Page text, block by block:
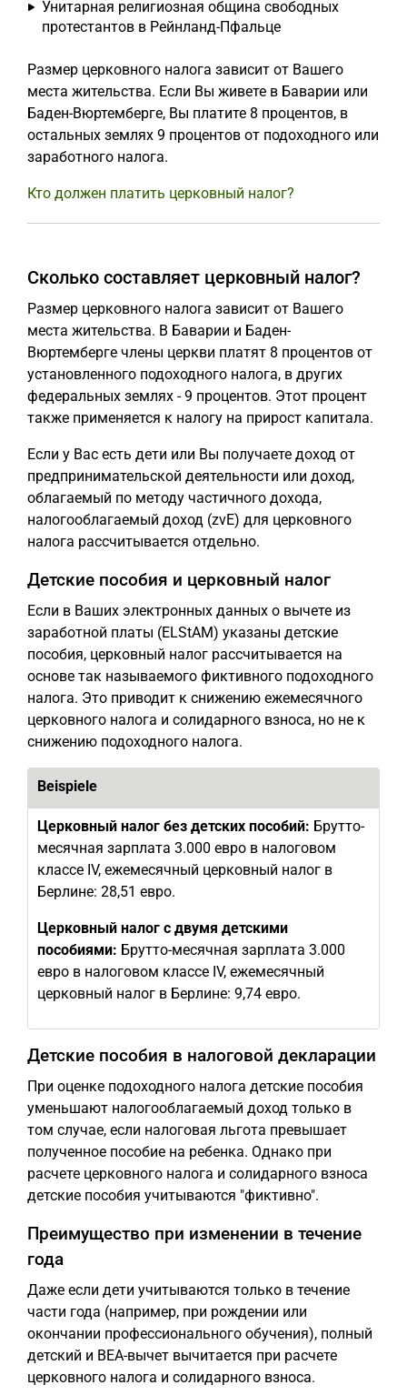
Унитарная религиозная община свободных
протестантов в Рейнланд-Пфальце
Размер церковного налога зависит от Вашего
места жительства. Если Вы живете в Баварии или
Баден-Вюртемберге, Вы платите 8 процентов, в
остальных землях 9 процентов от подоходного или
заработного налога.
Кто должен платить церковный налог?
Сколько составляет церковный налог?
Размер церковного налога зависит от Вашего
места жительства. В Баварии и Баден-
Вюртемберге члены церкви платят 8 процентов от
установленного подоходного налога, в других
федеральных землях - 9 процентов. Этот процент
также применяется к налогу на прирост капитала.
Если у Вас есть дети или Вы получаете доход от
предпринимательской деятельности или доход,
облагаемый по методу частичного дохода,
налогооблагаемый доход (zvE) для церковного
налога рассчитывается отдельно.
Детские пособия и церковный налог
Если в Ваших электронных данных о вычете из
заработной платы (ELStAM) указаны детские
пособия, церковный налог рассчитывается на
основе так называемого фиктивного подоходного
налога. Это приводит к снижению ежемесячного
церковного налога и солидарного взноса, но не к
снижению подоходного налога.
Beispiele
Церковный налог без детских пособий: Брутто-
месячная зарплата 3.000 евро в налоговом
классе IV, ежемесячный церковный налог в
Берлине: 28,51 евро.
Церковный налог с двумя детскими
пособиями: Брутто-месячная зарплата 3.000
евро в налоговом классе IV, ежемесячный
церковный налог в Берлине: 9,74 евро.
Детские пособия в налоговой декларации
При оценке подоходного налога детские пособия
уменьшают налогооблагаемый доход только в
том случае, если налоговая льгота превышает
полученное пособие на ребенка. Однако при
расчете церковного налога и солидарного взноса
детские пособия учитываются "фиктивно".
Преимущество при изменении в течение
года
Даже если дети учитываются только в течение
части года (например, при рождении или
окончании профессионального обучения), полный
детский и BEA-вычет вычитается при расчете
церковного налога и солидарного взноса.